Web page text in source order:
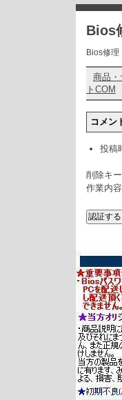
Bios
Bios修
商品・
トCOM
コメン
投稿
削除キー
作業内容